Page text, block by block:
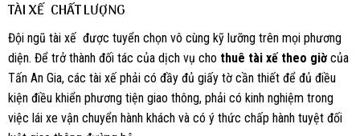
TÀI XẾ CHẤT LƯỢNG
Đội ngũ tài xế được tuyển chọn vô cùng kỹ lưỡng trên mọi phương
diện. Để trở thành đối tác của dịch vụ cho thuê tài xế theo giờ của
Tấn An Gia, các tài xế phải có đầy đủ giấy tờ cần thiết để đủ điều
kiện điều khiển phương tiện giao thông, phải có kinh nghiệm trong
việc lái xe vận chuyển hành khách và có ý thức chấp hành tuyệt đối